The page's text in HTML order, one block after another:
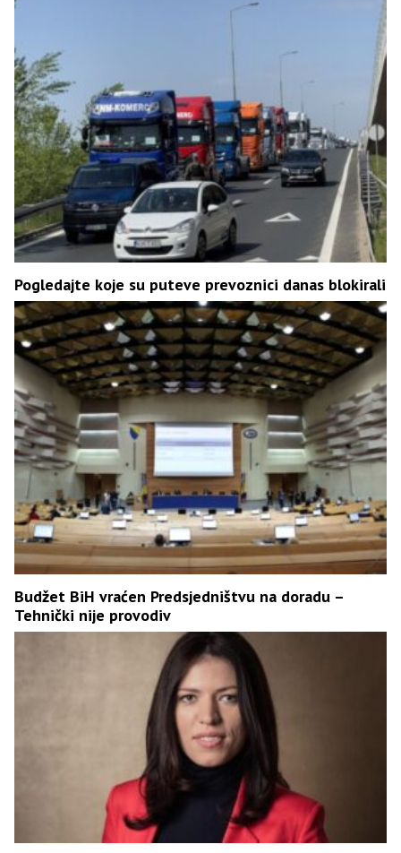
Pogledajte koje su puteve prevoznici danas blokirali
Budžet BiH vraćen Predsjedništvu na doradu –
Tehnički nije provodiv